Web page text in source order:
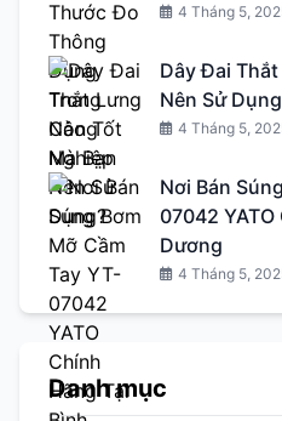
4 Tháng 5,
Dây Đai
Nên Sử
4 Tháng 5,
Nơi Bán
07042
Dương
4 Tháng 5,
Danh mục